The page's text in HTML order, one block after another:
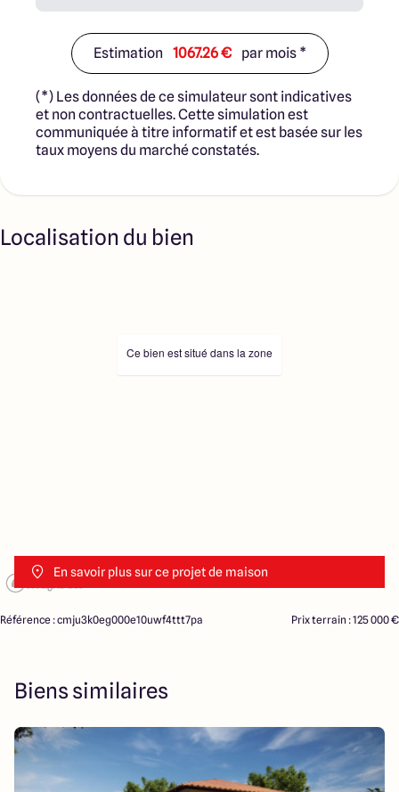
Estimation 1067.26 € par mois *
(*) Les données de ce simulateur sont indicatives
et non contractuelles. Cette simulation est
communiquée à titre informatif et est basée sur les
taux moyens du marché constatés.
Localisation du bien
En savoir plus sur ce projet de maison
Ce bien est situé dans la zone
Référence : cmju3k0eg000e10uwf4ttt7pa Prix terrain : 125 000 €
Biens similaires